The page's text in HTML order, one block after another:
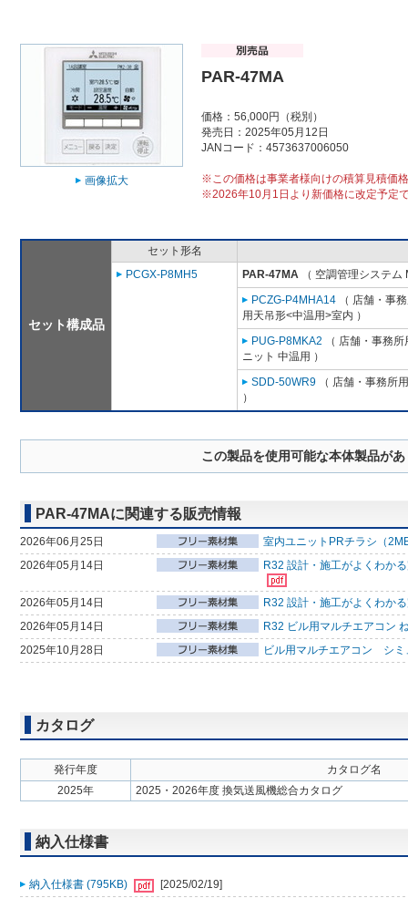
画像拡大
PAR-47MA
価格：56,000円（税別）
発売日：2025年05月12日
JANコード：4573637006050
※この価格は事業者様向けの積算見積価
※2026年10月1日より新価格に改定予定
セット構成品
セット形名
PCGX-P8MH5
PAR-47MA （ 空調管理システム
PCZG-P4MHA14 （ 店舗・事
用天吊形<中温用>室内 ）
PUG-P8MKA2 （ 店舗・事務
ニット 中温用 ）
SDD-50WR9 （ 店舗・事務所
）
この製品を使用可能な本体製品が
PAR-47MAに関連する販売情報
2026年06月25日
室内ユニットPRチラシ（
2026年05月14日
R32 設計・施工がよくわか
2026年05月14日
R32 設計・施工がよくわか
2026年05月14日
R32 ビル用マルチエアコン
2025年10月28日
ビル用マルチエアコン シミ
カタログ
発行年度
カタログ名
2025年
2025・2026年度 換気送風機総合カタログ
納入仕様書
納入仕様書 (795KB) [2025/02/19]